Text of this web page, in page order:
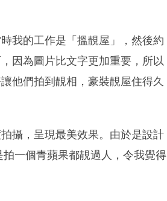
我的工作是「搵靚屋」，然後約
因為圖片比文字更加重要，所以
他們拍到靚相，豪裝靚屋住得久
攝，呈現最美效果。由於是設計
一個青蘋果都靚過人，令我覺得